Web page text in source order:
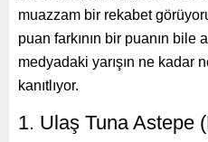
muazzam bir rekabet
puan farkının bir puanın bile
medyadaki yarışın ne kadar
kanıtlıyor.
1. Ulaş Tuna Astepe